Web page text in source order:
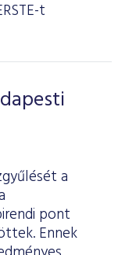
t
a
pont
Ennek